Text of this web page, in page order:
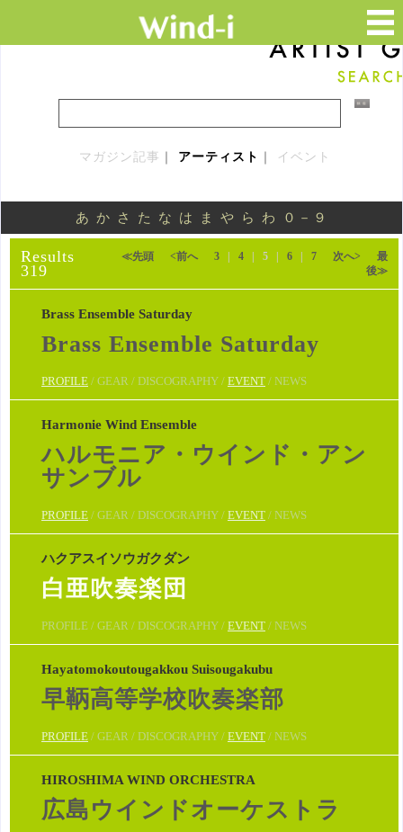
マガジン記事 アーティスト イベント
あ か さ た な は ま や ら わ ０－９
Results
319
≪先頭 <前へ 3 4 5 6 7 次へ>
最
後≫
Brass Ensemble Saturday
Brass Ensemble Saturday
PROFILE / GEAR / DISCOGRAPHY / EVENT / NEWS
Harmonie Wind Ensemble
ハルモニア・ウインド・アン
サンブル
PROFILE / GEAR / DISCOGRAPHY / EVENT / NEWS
ハクアスイソウガクダン
白亜吹奏楽団
PROFILE / GEAR / DISCOGRAPHY / EVENT / NEWS
Hayatomokoutougakkou Suisougakubu
早鞆高等学校吹奏楽部
PROFILE / GEAR / DISCOGRAPHY / EVENT / NEWS
HIROSHIMA WIND ORCHESTRA
広島ウインドオーケストラ